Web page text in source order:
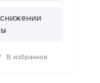
В избранное